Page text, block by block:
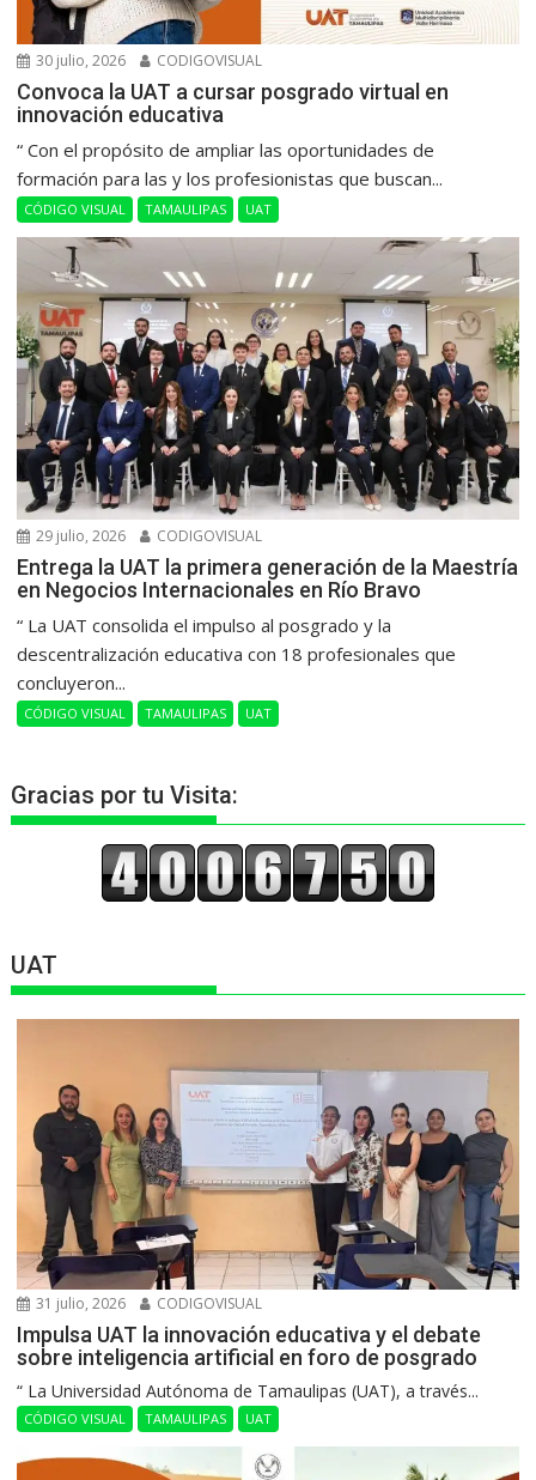
30 julio, 2026 CODIGOVISUAL
Convoca la UAT a cursar posgrado virtual en
innovación educativa
“ Con el propósito de ampliar las oportunidades de
formación para las y los profesionistas que buscan...
CÓDIGO VISUAL TAMAULIPAS UAT
29 julio, 2026 CODIGOVISUAL
Entrega la UAT la primera generación de la Maestría
en Negocios Internacionales en Río Bravo
“ La UAT consolida el impulso al posgrado y la
descentralización educativa con 18 profesionales que
concluyeron...
CÓDIGO VISUAL TAMAULIPAS UAT
Gracias por tu Visita:
UAT
31 julio, 2026 CODIGOVISUAL
Impulsa UAT la innovación educativa y el debate
sobre inteligencia artificial en foro de posgrado
“ La Universidad Autónoma de Tamaulipas (UAT), a través...
CÓDIGO VISUAL TAMAULIPAS UAT